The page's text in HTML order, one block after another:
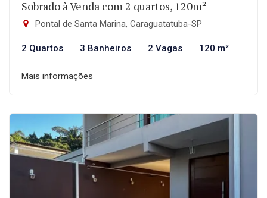
Sobrado à Venda com 2 quartos, 120m²
Pontal de Santa Marina, Caraguatatuba-SP
2 Quartos 3 Banheiros 2 Vagas 120 m²
Mais informações